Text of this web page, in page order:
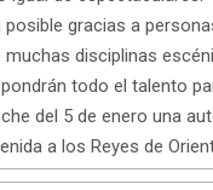
gracias a
muchas disciplinas
todo el talento
del 5 de enero una
a los Reyes de